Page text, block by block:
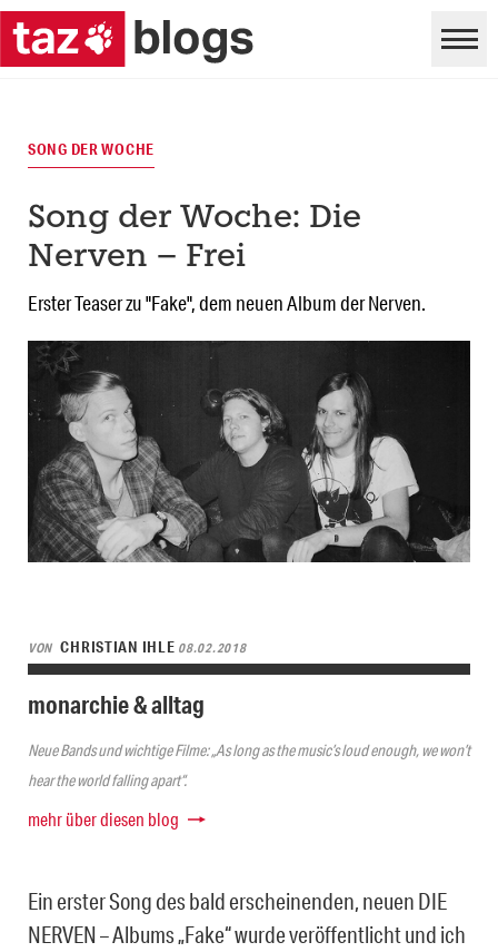
SONG DER WOCHE
Song der Woche: Die
Nerven – Frei
Erster Teaser zu "Fake", dem neuen Album der Nerven.
VON CHRISTIAN IHLE 08.02.2018
monarchie & alltag
Neue Bands und wichtige Filme: „As long as the music’s loud enough, we won’t
hear the world falling apart“.
mehr über diesen blog
Ein erster Song des bald erscheinenden, neuen DIE
NERVEN – Albums „Fake“ wurde veröffentlicht und ich